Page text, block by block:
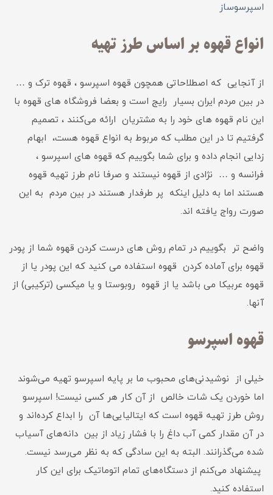
اسپرسوساز
انواع قهوه بر اساس طرز تهیه
از آنجایی که اصطلاحاتی همچون قهوه اسپرسو ، قهوه ترک و …
در بین مردم ایران بسیار رایج است و بعضا فروشگاه های قهوه با
این نام قهوه های خود را به مشتریان ارائه می‌کنند ، تصمیم
گرفتیم تا در این مطلب که مربوط به انواع قهوه هست، ابهام
زدایی انجام داده و برای شما بگوییم که قهوه های اسپرسو ،
فرانسه و … نژادی از قهوه نیستند و صرفا نام طرز تهیه قهوه
هستند اما به دلیل اینکه پر طرفدار هستند در بین مردم به این
صورت رواج یافته اند.
واضح تر بگوییم در تمام روش های درست کردن قهوه شما از پودر
قهوه برای آماده کردن قهوه استفاده می کنید که این پودر یا از
قهوه عربیکا می باشد یا از قهوه روبوستا و یا میکسی (ترکیبی) از
آنها.
قهوه اسپرسو
خیلی از نوشیدنی‌های محبوب ما بر پایه اسپرسو تهیه می‌شوند
اما خوردن یک شات خالص از آن کار هر کسی نیست! اسپرسو
روش طرز تهیه قهوه است که ایتالیایی‌ها آن را ابداع کرده‌اند و
در آن مقدار کمی آب داغ را با فشار زیاد از بین دانه‌های آسیاب
شده می‌گذرانند. البته به این سادگی که به نظر می‌رسد نیست.
پیشنهاد می‌کنم از دستگاه‌های تمام اتوماتیک برای این کار
استفاده کنید.